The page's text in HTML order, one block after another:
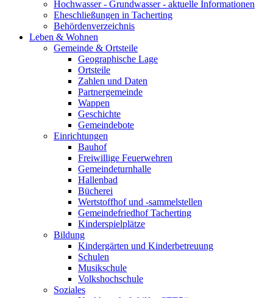
Hochwasser - Grundwasser - aktuelle Informationen
Eheschließungen in Tacherting
Behördenverzeichnis
Leben & Wohnen
Gemeinde & Ortsteile
Geographische Lage
Ortsteile
Zahlen und Daten
Partnergemeinde
Wappen
Geschichte
Gemeindebote
Einrichtungen
Bauhof
Freiwillige Feuerwehren
Gemeindeturnhalle
Hallenbad
Bücherei
Wertstoffhof und -sammelstellen
Gemeindefriedhof Tacherting
Kinderspielplätze
Bildung
Kindergärten und Kinderbetreuung
Schulen
Musikschule
Volkshochschule
Soziales